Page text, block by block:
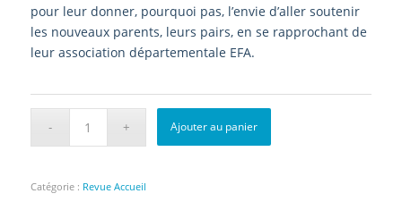
pour leur donner, pourquoi pas, l’envie d’aller soutenir
les nouveaux parents, leurs pairs, en se rapprochant de
leur association départementale EFA.
Ajouter au panier
Catégorie : Revue Accueil